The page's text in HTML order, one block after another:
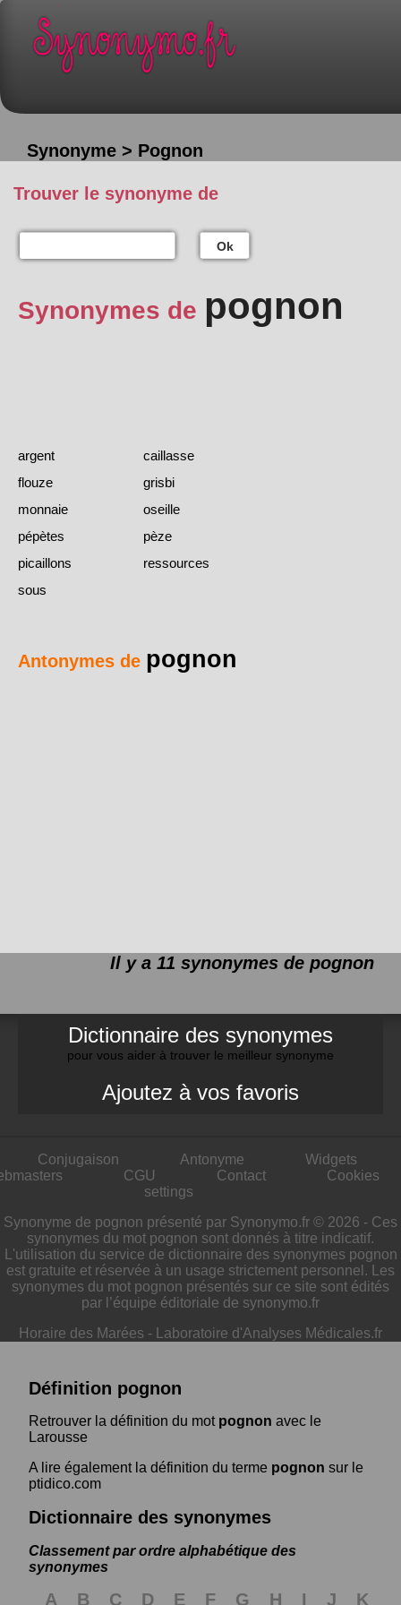
Synonyme > Pognon
Trouver le synonyme de
Ok
Synonymes de pognon
argent
caillasse
flouze
grisbi
monnaie
oseille
pépètes
pèze
picaillons
ressources
sous
Antonymes de pognon
Il y a 11 synonymes de pognon
Dictionnaire des synonymes
pour vous aider à trouver le meilleur synonyme
Ajoutez à vos favoris
Conjugaison Antonyme
Widgets
CGU Contact
Cookies
settings
Synonyme de pognon présenté par Synonymo.fr © 2026 - Ces
synonymes du mot pognon sont donnés à titre indicatif.
L'utilisation du service de dictionnaire des synonymes pognon
est gratuite et réservée à un usage strictement personnel. Les
synonymes du mot pognon présentés sur ce site sont édités
par l’équipe éditoriale de synonymo.fr
Horaire des Marées - Laboratoire d'Analyses Médicales.fr
Définition pognon
Retrouver la définition du mot pognon avec le
Larousse
A lire également la définition du terme pognon sur le
ptidico.com
Dictionnaire des synonymes
Classement par ordre alphabétique des
synonymes
A B C D E F G H I J K